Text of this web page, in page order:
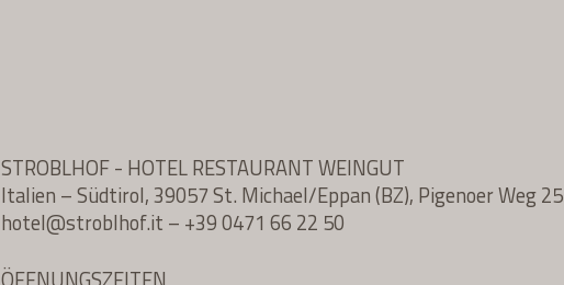
STROBLHOF - HOTEL RESTAURANT WEINGUT
Italien – Südtirol, 39057 St. Michael/Eppan (BZ), Pigenoer Weg 25
hotel@stroblhof.it – +39 0471 66 22 50